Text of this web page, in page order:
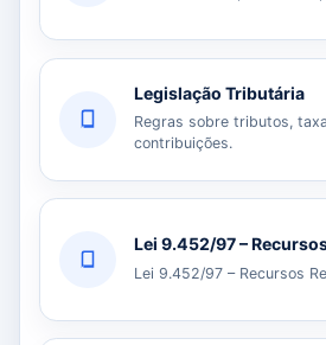
Legislação Tributária
Regras sobre tributos,
contribuições.
Lei 9.452/97 –
Lei 9.452/97 – Recursos